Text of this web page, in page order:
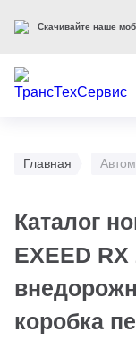
Главная
Каталог
EXEED RX
коробка
Скачивайте наше